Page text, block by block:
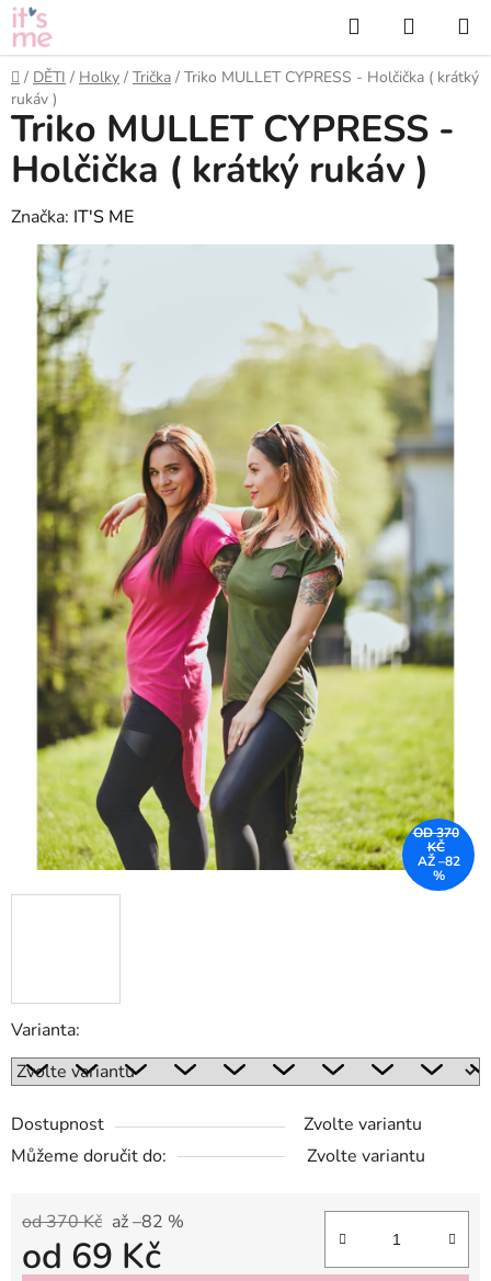
Přejít
na
obsah
Hledat
KOŠÍK
Domů
/ DĚTI / Holky / Trička / Triko MULLET CYPRESS - Holčička ( krátký
rukáv )
Varianta:
Dostupnost
Zvolte variantu
Můžeme doručit do:
Zvolte variantu
od 370 Kč až –82 %
od 69 Kč
Triko MULLET CYPRESS -
Holčička ( krátký rukáv )
Značka: IT'S ME
OD 370
KČ
AŽ –82
%